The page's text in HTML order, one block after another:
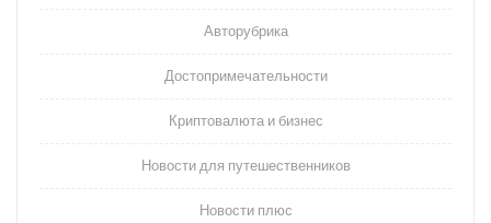
Авторубрика
Достопримечательности
Криптовалюта и бизнес
Новости для путешественников
Новости плюс